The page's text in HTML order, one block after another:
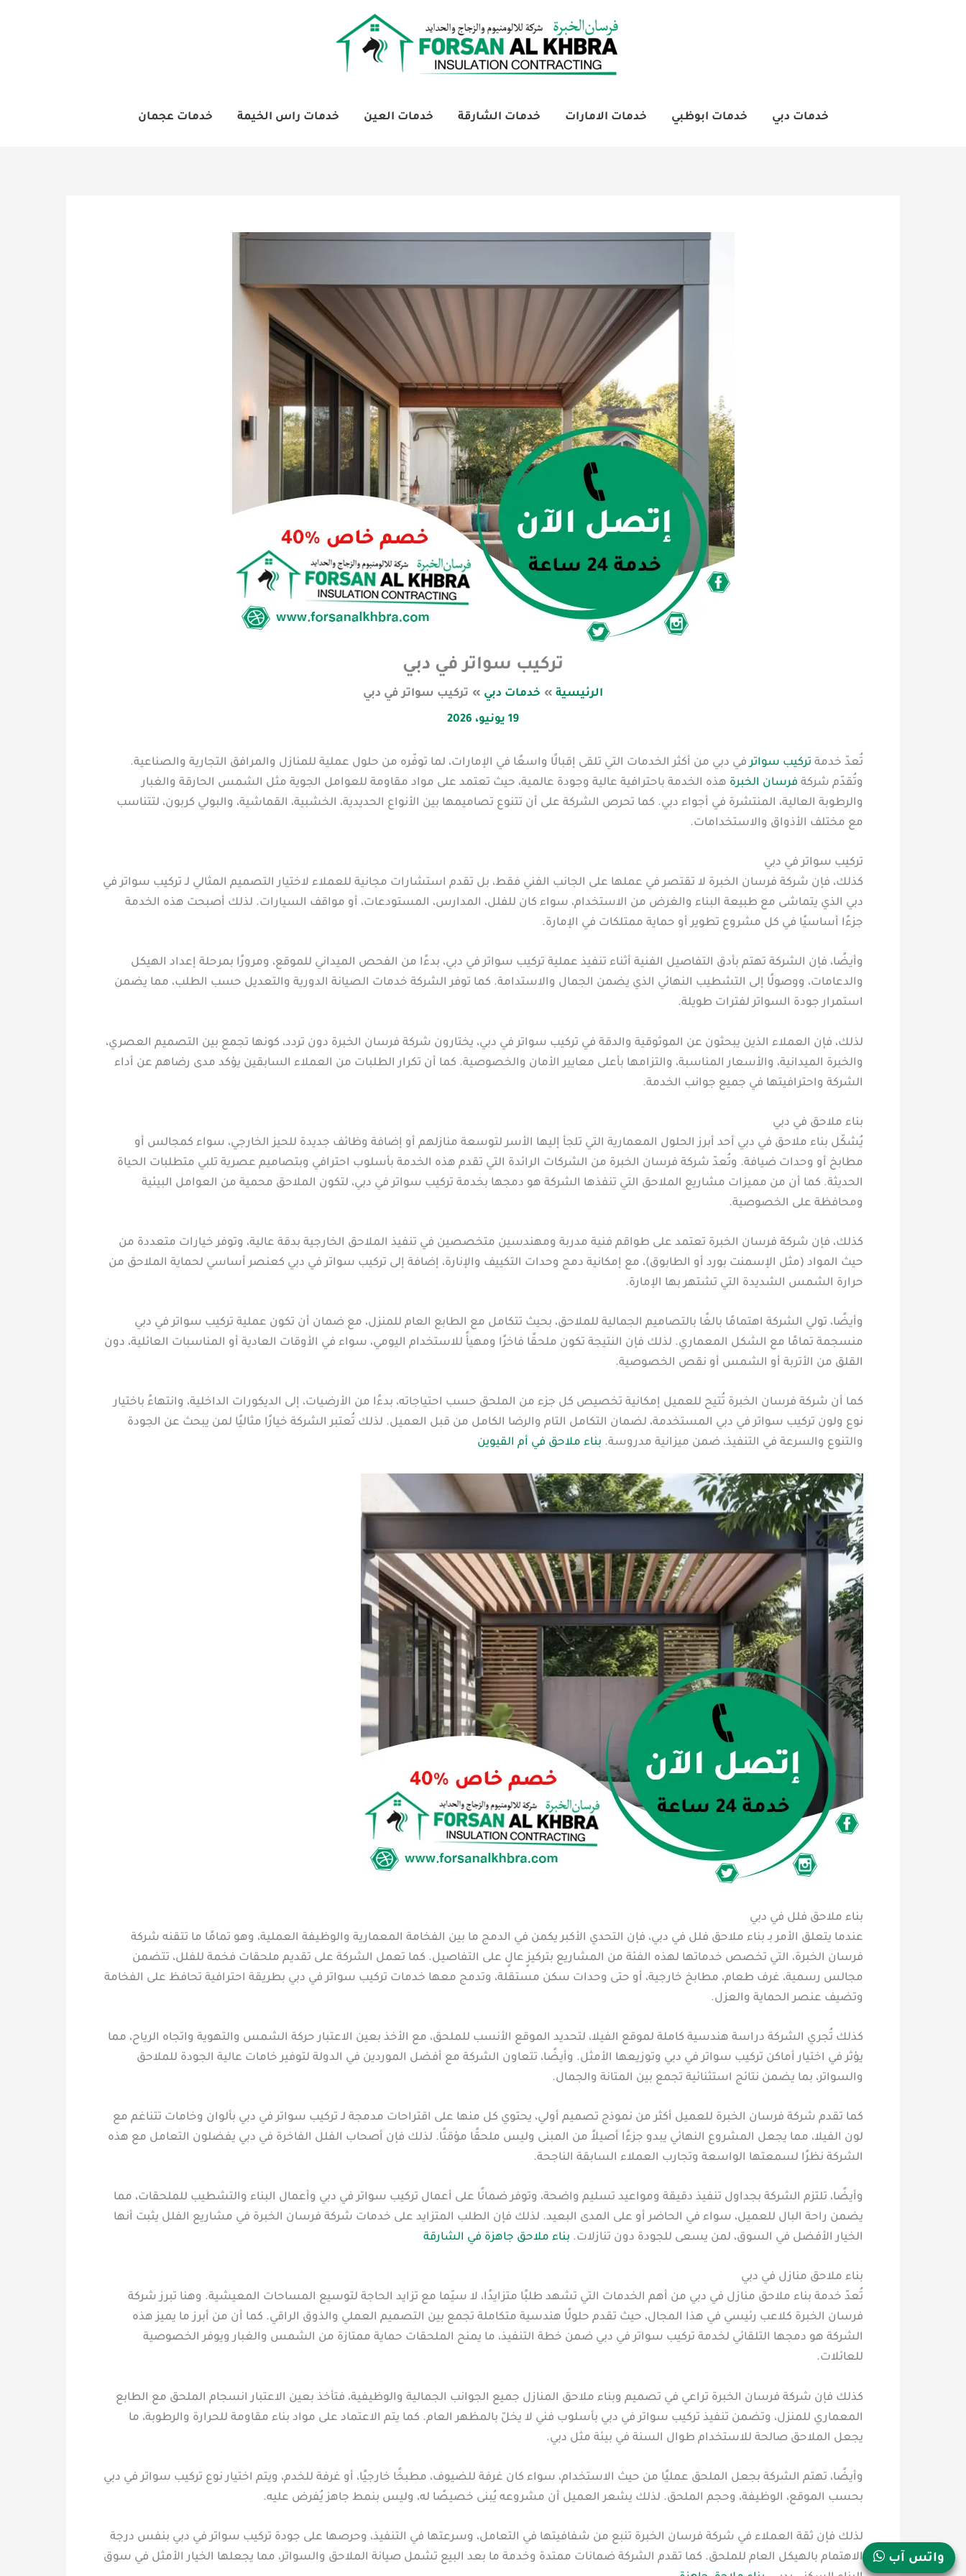
خدمات دبي خدمات ابوظبي خدمات الامارات خدمات الشارقة خدمات العين خدمات راس الخيمة خدمات عجمان
تركيب سواتر في دبي
الرئيسية خدمات دبي تركيب سواتر في دبي
19 يونيو، 2026
تُعدّ خدمة تركيب سواترفي دبي من أكثر الخدمات التي تلقى إقبالًا واسعًا في الإمارات، لما توفّره من حلول عملية للمنازل والمرافق التجارية والصناعية.
وتُقدّم شركة فرسان الخبرة هذه الخدمة باحترافية عالية وجودة عالمية، حيث تعتمد على مواد مقاومة للعوامل الجوية مثل الشمس الحارقة والغبار
والرطوبة العالية، المنتشرة في أجواء دبي. كما تحرص الشركة على أن تتنوع تصاميمها بين الأنواع الحديدية، الخشبية، القماشية، والبولي كربون، لتتناسب
مع مختلف الأذواق والاستخدامات.
تركيب سواتر في دبي
كذلك، فإن شركة فرسان الخبرة لا تقتصر في عملها على الجانب الفني فقط، بل تقدم استشارات مجانية للعملاء لاختيار التصميم المثالي لـ تركيب سواتر في
دبي الذي يتماشى مع طبيعة البناء والغرض من الاستخدام، سواء كان للفلل، المدارس، المستودعات، أو مواقف السيارات. لذلك أصبحت هذه الخدمة
جزءًا أساسيًا في كل مشروع تطوير أو حماية ممتلكات في الإمارة.
وأيضًا، فإن الشركة تهتم بأدق التفاصيل الفنية أثناء تنفيذ عملية تركيب سواتر في دبي، بدءًا من الفحص الميداني للموقع، ومرورًا بمرحلة إعداد الهيكل
والدعامات، ووصولًا إلى التشطيب النهائي الذي يضمن الجمال والاستدامة. كما توفر الشركة خدمات الصيانة الدورية والتعديل حسب الطلب، مما يضمن
استمرار جودة السواتر لفترات طويلة.
لذلك، فإن العملاء الذين يبحثون عن الموثوقية والدقة في تركيب سواتر في دبي، يختارون شركة فرسان الخبرة دون تردد، كونها تجمع بين التصميم العصري،
والخبرة الميدانية، والأسعار المناسبة، والتزامها بأعلى معايير الأمان والخصوصية. كما أن تكرار الطلبات من العملاء السابقين يؤكد مدى رضاهم عن أداء
الشركة واحترافيتها في جميع جوانب الخدمة.
بناء ملاحق في دبي
يُشكّل بناء ملاحق في دبي أحد أبرز الحلول المعمارية التي تلجأ إليها الأسر لتوسعة منازلهم أو إضافة وظائف جديدة للحيز الخارجي، سواء كمجالس أو
مطابخ أو وحدات ضيافة. وتُعدّ شركة فرسان الخبرة من الشركات الرائدة التي تقدم هذه الخدمة بأسلوب احترافي وبتصاميم عصرية تلبي متطلبات الحياة
الحديثة. كما أن من مميزات مشاريع الملاحق التي تنفذها الشركة هو دمجها بخدمة تركيب سواتر في دبي، لتكون الملاحق محمية من العوامل البيئية
ومحافظة على الخصوصية.
كذلك، فإن شركة فرسان الخبرة تعتمد على طواقم فنية مدربة ومهندسين متخصصين في تنفيذ الملاحق الخارجية بدقة عالية، وتوفر خيارات متعددة من
حيث المواد (مثل الإسمنت بورد أو الطابوق)، مع إمكانية دمج وحدات التكييف والإنارة، إضافة إلى تركيب سواتر في دبي كعنصر أساسي لحماية الملاحق من
حرارة الشمس الشديدة التي تشتهر بها الإمارة.
وأيضًا، تولي الشركة اهتمامًا بالغًا بالتصاميم الجمالية للملاحق، بحيث تتكامل مع الطابع العام للمنزل، مع ضمان أن تكون عملية تركيب سواتر في دبي
منسجمة تمامًا مع الشكل المعماري. لذلك فإن النتيجة تكون ملحقًا فاخرًا ومهيأً للاستخدام اليومي، سواء في الأوقات العادية أو المناسبات العائلية، دون
القلق من الأتربة أو الشمس أو نقص الخصوصية.
كما أن شركة فرسان الخبرة تُتيح للعميل إمكانية تخصيص كل جزء من الملحق حسب احتياجاته، بدءًا من الأرضيات، إلى الديكورات الداخلية، وانتهاءً باختيار
نوع ولون تركيب سواتر في دبي المستخدمة، لضمان التكامل التام والرضا الكامل من قبل العميل. لذلك تُعتبر الشركة خيارًا مثاليًا لمن يبحث عن الجودة
والتنوع والسرعة في التنفيذ، ضمن ميزانية مدروسة. بناء ملاحق في أم القيوين
بناء ملاحق فلل في دبي
عندما يتعلق الأمر بـ بناء ملاحق فلل في دبي، فإن التحدي الأكبر يكمن في الدمج ما بين الفخامة المعمارية والوظيفة العملية، وهو تمامًا ما تتقنه شركة
فرسان الخبرة، التي تخصص خدماتها لهذه الفئة من المشاريع بتركيزٍ عالٍ على التفاصيل. كما تعمل الشركة على تقديم ملحقات فخمة للفلل، تتضمن
مجالس رسمية، غرف طعام، مطابخ خارجية، أو حتى وحدات سكن مستقلة، وتدمج معها خدمات تركيب سواتر في دبي بطريقة احترافية تحافظ على الفخامة
وتضيف عنصر الحماية والعزل.
كذلك تُجري الشركة دراسة هندسية كاملة لموقع الفيلا، لتحديد الموقع الأنسب للملحق، مع الأخذ بعين الاعتبار حركة الشمس والتهوية واتجاه الرياح، مما
يؤثر في اختيار أماكن تركيب سواتر في دبي وتوزيعها الأمثل. وأيضًا، تتعاون الشركة مع أفضل الموردين في الدولة لتوفير خامات عالية الجودة للملاحق
والسواتر، بما يضمن نتائج استثنائية تجمع بين المتانة والجمال.
كما تقدم شركة فرسان الخبرة للعميل أكثر من نموذج تصميم أولي، يحتوي كل منها على اقتراحات مدمجة لـ تركيب سواتر في دبي بألوان وخامات تتناغم مع
لون الفيلا، مما يجعل المشروع النهائي يبدو جزءًا أصيلاً من المبنى وليس ملحقًا مؤقتًا. لذلك فإن أصحاب الفلل الفاخرة في دبي يفضلون التعامل مع هذه
الشركة نظرًا لسمعتها الواسعة وتجارب العملاء السابقة الناجحة.
وأيضًا، تلتزم الشركة بجداول تنفيذ دقيقة ومواعيد تسليم واضحة، وتوفر ضمانًا على أعمال تركيب سواتر في دبي وأعمال البناء والتشطيب للملحقات، مما
يضمن راحة البال للعميل، سواء في الحاضر أو على المدى البعيد. لذلك فإن الطلب المتزايد على خدمات شركة فرسان الخبرة في مشاريع الفلل يثبت أنها
الخيار الأفضل في السوق، لمن يسعى للجودة دون تنازلات. بناء ملاحق جاهزة في الشارقة
بناء ملاحق منازل في دبي
تُعدّ خدمة بناء ملاحق منازل في دبي من أهم الخدمات التي تشهد طلبًا متزايدًا، لا سيّما مع تزايد الحاجة لتوسيع المساحات المعيشية. وهنا تبرز شركة
فرسان الخبرة كلاعب رئيسي في هذا المجال، حيث تقدم حلولًا هندسية متكاملة تجمع بين التصميم العملي والذوق الراقي. كما أن من أبرز ما يميز هذه
الشركة هو دمجها التلقائي لخدمة تركيب سواتر في دبي ضمن خطة التنفيذ، ما يمنح الملحقات حماية ممتازة من الشمس والغبار ويوفر الخصوصية
للعائلات.
كذلك فإن شركة فرسان الخبرة تراعي في تصميم وبناء ملاحق المنازل جميع الجوانب الجمالية والوظيفية، فتأخذ بعين الاعتبار انسجام الملحق مع الطابع
المعماري للمنزل، وتضمن تنفيذ تركيب سواتر في دبي بأسلوب فني لا يخلّ بالمظهر العام. كما يتم الاعتماد على مواد بناء مقاومة للحرارة والرطوبة، ما
يجعل الملاحق صالحة للاستخدام طوال السنة في بيئة مثل دبي.
وأيضًا، تهتم الشركة بجعل الملحق عمليًا من حيث الاستخدام، سواء كان غرفة للضيوف، مطبخًا خارجيًا، أو غرفة للخدم، ويتم اختيار نوع تركيب سواتر في دبي
بحسب الموقع، الوظيفة، وحجم الملحق. لذلك يشعر العميل أن مشروعه يُبنى خصيصًا له، وليس بنمط جاهز يُفرض عليه.
لذلك فإن ثقة العملاء في شركة فرسان الخبرة تنبع من شفافيتها في التعامل، وسرعتها في التنفيذ، وحرصها على جودة تركيب سواتر في دبي بنفس درجة
الاهتمام بالهيكل العام للملحق. كما تقدم الشركة ضمانات ممتدة وخدمة ما بعد البيع تشمل صيانة الملاحق والسواتر، مما يجعلها الخيار الأمثل في سوق
واتس آب